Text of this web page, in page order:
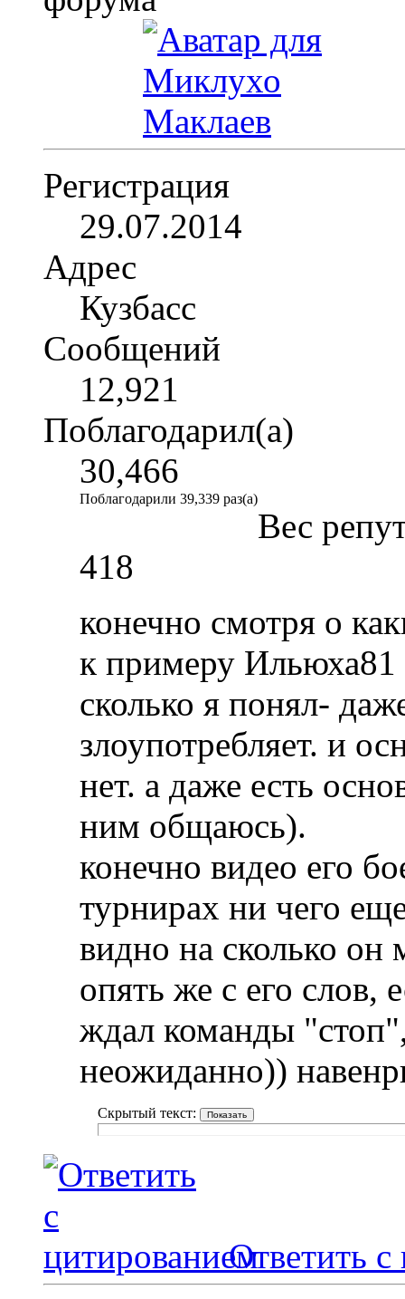
Регистрация
29.07.2014
Адрес
Кузбасс
Сообщений
12,921
Поблагодарил(а)
30,466
Поблагодарили 39,339 раз(а)
Вес
418
конечно смотря о
к примеру Ильюха81
сколько я понял-
злоупотребляет. и
нет. а даже есть
ним общаюсь).
конечно видео его
турнирах ни чего
видно на сколько
опять же с его
ждал команды
неожиданно))
Скрытый текст:
Ответить с